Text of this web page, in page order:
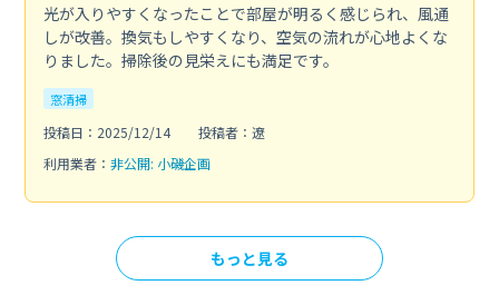
光が入りやすくなったことで部屋が明るく感じられ、風通
しが改善。換気もしやすくなり、空気の流れが心地よくな
りました。掃除後の見栄えにも満足です。
窓清掃
投稿日：2025/12/14
投稿者：遼
利用業者： 非公開: 小磯企画
もっと見る